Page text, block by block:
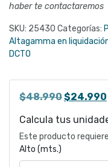
haber te contactaremos
SKU: 25430 Categorías:
Altagamma en
DCTO
$48.990El
original
era:
$24.990
Calcula tus
Este producto
Alto (mts.)